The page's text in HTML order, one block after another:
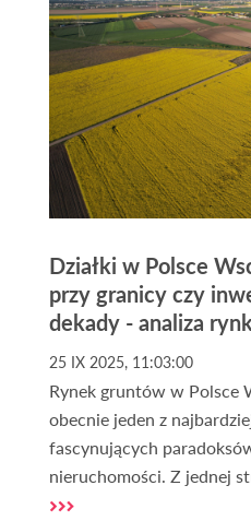
Działki w Polsce
przy granicy czy
dekady - analiza
25 IX 2025, 11:03:00
Rynek gruntów w Polsce
obecnie jeden z
fascynujących
nieruchomości. Z jednej
postrzegany przez